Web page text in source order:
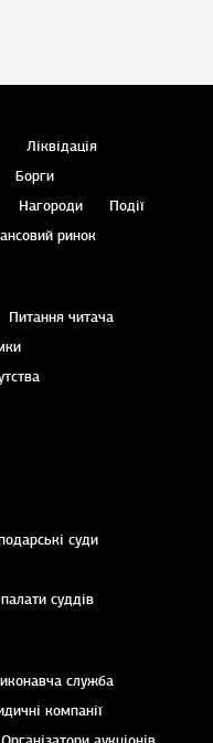
Ліквідація
Борги
Нагороди
Події
ринок
Питання читача
суди
суддів
служба
компанії